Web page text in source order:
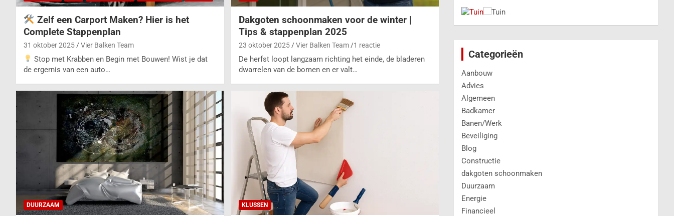
Zelf een Carport Maken? Hier is het
Complete Stappenplan
31 oktober 2025 Vier Balken Team
Stop met Krabben en Begin met Bouwen! Wist je dat
de ergernis van een auto…
Dakgoten schoonmaken voor de winter |
Tips & stappenplan 2025
23 oktober 2025 Vier Balken Team 1 reactie
De herfst loopt langzaam richting het einde, de bladeren
dwarrelen van de bomen en er valt…
DUURZAAM KLUSSEN
Categorieën
Aanbouw
Advies
Algemeen
Badkamer
Banen/Werk
Beveiliging
Blog
Constructie
dakgoten schoonmaken
Duurzaam
Energie
Financieel